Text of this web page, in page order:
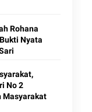
Rohana
Nyata
No 2
Masyarakat